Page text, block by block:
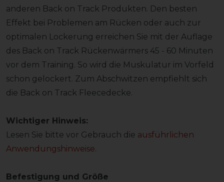
anderen Back on Track Produkten. Den besten
Effekt bei Problemen am Rücken oder auch zur
optimalen Lockerung erreichen Sie mit der Auflage
des Back on Track Rückenwärmers 45 - 60 Minuten
vor dem Training. So wird die Muskulatur im Vorfeld
schon gelockert. Zum Abschwitzen empfiehlt sich
die Back on Track Fleecedecke.
Wichtiger Hinweis:
Lesen Sie bitte vor Gebrauch die ausführlichen
Anwendungshinweise.
Befestigung und Größe